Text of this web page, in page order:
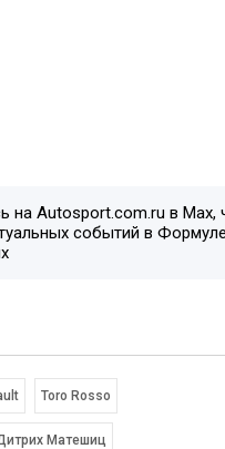
на Autosport.com.ru в Max,
событий в
Toro Rosso
Матешиц